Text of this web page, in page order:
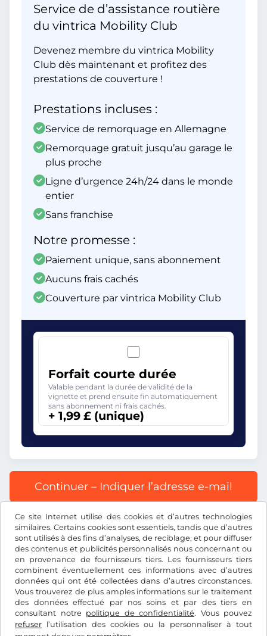
Ce site Internet utilise des cookies et d’autres technologies
similaires. Certains cookies sont essentiels, tandis que d’autres
sont utilisés à des fins d’analyses, de reciblage, et pour diffuser
des contenus et publicités personnalisés nous concernant ou
en provenance de fournisseurs tiers. Les fournisseurs tiers
combinent éventuellement ces informations avec d’autres
données qui ont été collectées dans d’autres circonstances.
Vous trouverez de plus amples informations sur le traitement
des données effectué par nos soins et par des tiers en
consultant notre politique de confidentialité. Vous pouvez
refuser l’utilisation des cookies ou la personnaliser à tout
Service de d’assistance routière
du vintrica Mobility Club
Devenez membre du vintrica Mobility
Club dès maintenant et profitez des
prestations de couverture !
Prestations incluses :
Service de remorquage en Allemagne
Remorquage gratuit jusqu’au garage le
plus proche
Ligne d’urgence 24h/24 dans le monde
entier
Sans franchise
Notre promesse :
Paiement unique, sans abonnement
Aucuns frais cachés
Couverture par vintrica Mobility Club
Forfait courte durée
Valable pendant la durée de validité de la
vignette et prend ensuite fin automatiquement
sans abonnement ni frais cachés.
+ 1,99 £ (unique)
Continuer – Indiquer l’adresse e-mail
Tous les prix s’entendent TVA incluse.
£GBP
Facebook Instagram